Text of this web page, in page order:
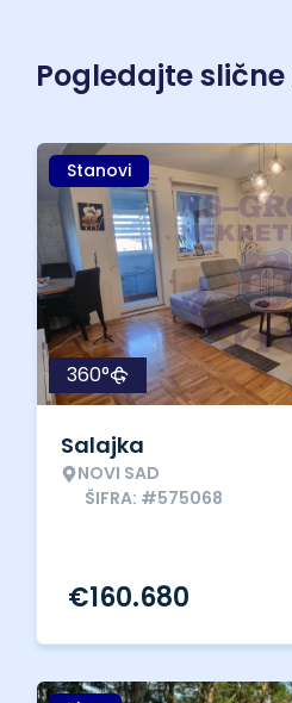
Pogledajte
Stanovi
360°
Salajka
NOVI SAD
ŠIFRA: #575068
€160.680